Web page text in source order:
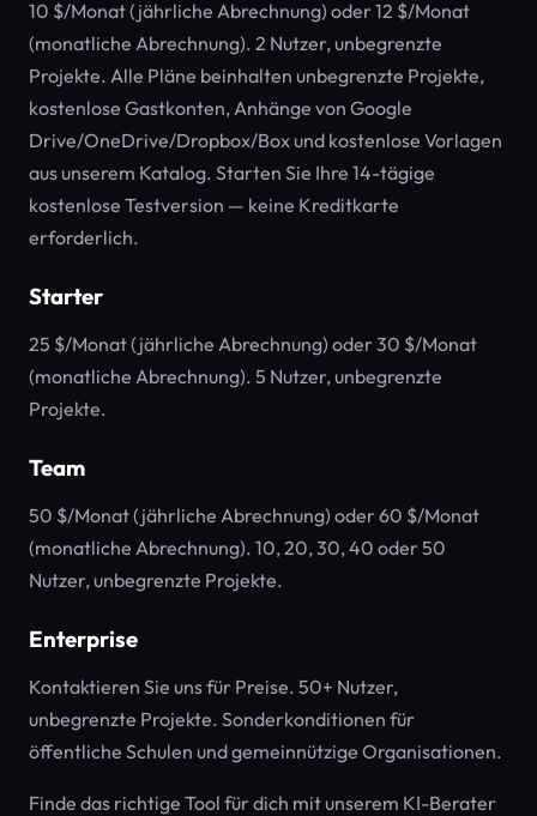
10 $/Monat (jährliche Abrechnung) oder 12 $/Monat
(monatliche Abrechnung). 2 Nutzer, unbegrenzte
Projekte. Alle Pläne beinhalten unbegrenzte Projekte,
kostenlose Gastkonten, Anhänge von Google
Drive/OneDrive/Dropbox/Box und kostenlose Vorlagen
aus unserem Katalog. Starten Sie Ihre 14-tägige
kostenlose Testversion — keine Kreditkarte
erforderlich.
Starter
25 $/Monat (jährliche Abrechnung) oder 30 $/Monat
(monatliche Abrechnung). 5 Nutzer, unbegrenzte
Projekte.
Team
50 $/Monat (jährliche Abrechnung) oder 60 $/Monat
(monatliche Abrechnung). 10, 20, 30, 40 oder 50
Nutzer, unbegrenzte Projekte.
Enterprise
Kontaktieren Sie uns für Preise. 50+ Nutzer,
unbegrenzte Projekte. Sonderkonditionen für
öffentliche Schulen und gemeinnützige Organisationen.
Finde das richtige Tool für dich mit unserem KI-Berater